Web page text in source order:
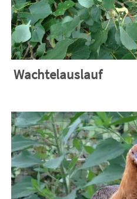
Wachtelauslauf